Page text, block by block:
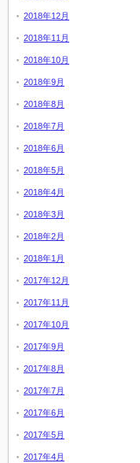
2018年12月
2018年11月
2018年10月
2018年9月
2018年8月
2018年7月
2018年6月
2018年5月
2018年4月
2018年3月
2018年2月
2018年1月
2017年12月
2017年11月
2017年10月
2017年9月
2017年8月
2017年7月
2017年6月
2017年5月
2017年4月